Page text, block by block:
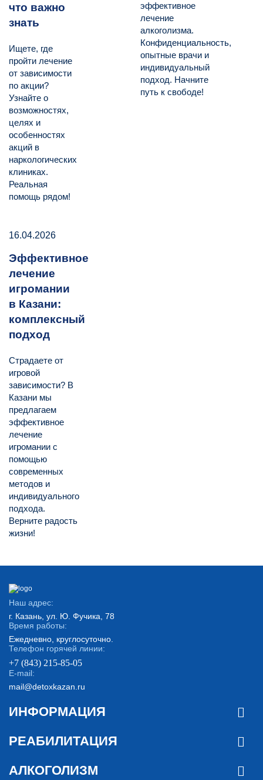
что важно
знать
Ищете, где
пройти лечение
от зависимости
по акции?
Узнайте о
возможностях,
целях и
особенностях
акций в
наркологических
клиниках.
Реальная
помощь рядом!
эффективное
лечение
алкоголизма.
Конфиденциальность,
опытные врачи и
индивидуальный
подход. Начните
путь к свободе!
16.04.2026
Эффективное
лечение
игромании
в Казани:
комплексный
подход
Страдаете от
игровой
зависимости? В
Казани мы
предлагаем
эффективное
лечение
игромании с
помощью
современных
методов и
индивидуального
подхода.
Верните радость
жизни!
Наш адрес:
г. Казань, ул. Ю. Фучика, 78
Время работы:
Ежедневно, круглосуточно.
Телефон горячей линии:
+7 (843) 215-85-05
E-mail:
mail@detoxkazan.ru
ИНФОРМАЦИЯ
РЕАБИЛИТАЦИЯ
АЛКОГОЛИЗМ